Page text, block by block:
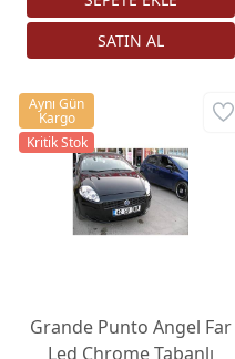
Grande Punto Angel Far
Led Chrome Tabanlı
Aynı Gün
Kargo
Kritik Stok